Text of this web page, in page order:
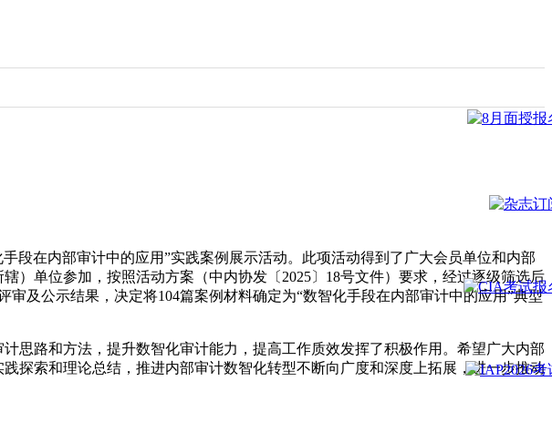
段在内部审计中的应用”实践案例展示活动。此项活动得到了广大会员单位和内部
）单位参加，按照活动方案（中内协发〔2025〕18号文件）要求，经过逐级筛选后
及公示结果，决定将104篇案例材料确定为“数智化手段在内部审计中的应用”典型
思路和方法，提升数智化审计能力，提高工作质效发挥了积极作用。希望广大内部
探索和理论总结，推进内部审计数智化转型不断向广度和深度上拓展，进一步推动